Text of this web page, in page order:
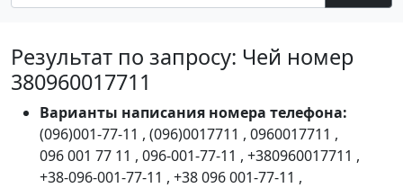
Результат по запросу: Чей номер
380960017711
Варианты написания номера телефона:
(096)001-77-11 , (096)0017711 , 0960017711 ,
096 001 77 11 , 096-001-77-11 , +380960017711 ,
+38-096-001-77-11 , +38 096 001-77-11 ,